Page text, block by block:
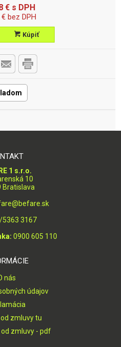
€ s DPH
€bez DPH
Kúpiť
1 s.r.o.
10
Bratislava
5363 3167
0900 605 110
nás
údajov
zmluvy tu
zmluvy - pdf